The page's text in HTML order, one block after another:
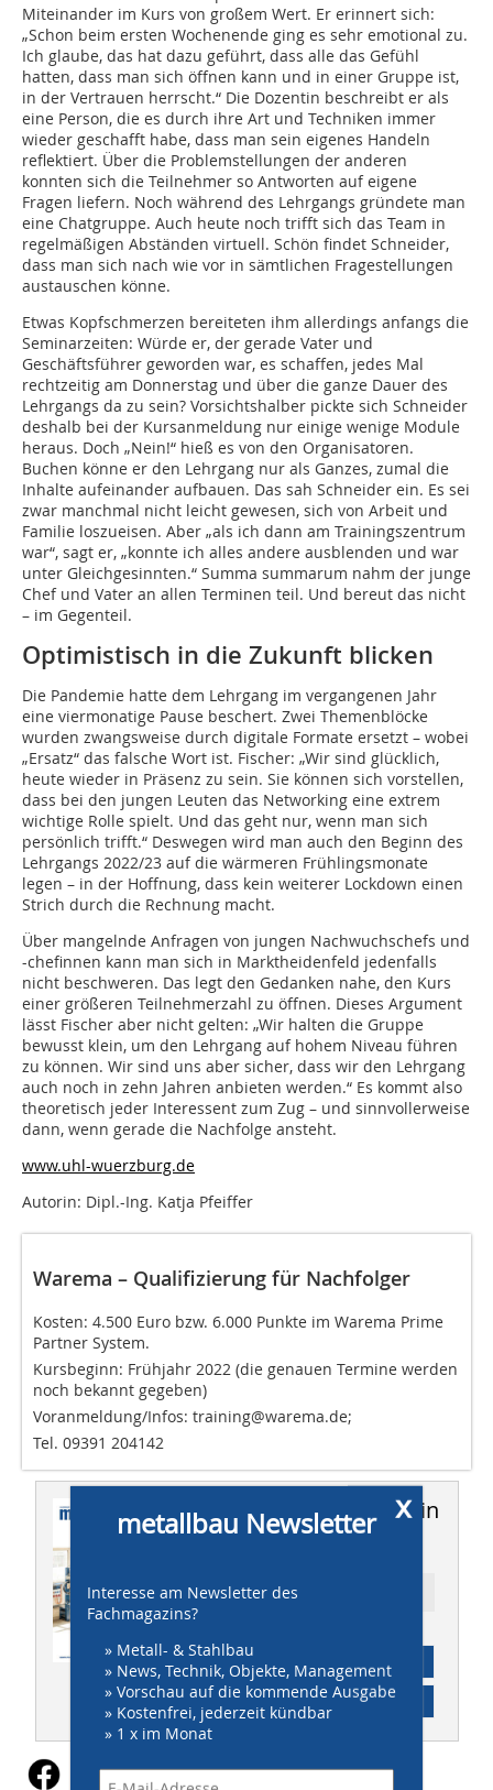
Miteinander im Kurs von großem Wert. Er erinnert sich:
„Schon beim ersten Wochenende ging es sehr emotional zu.
Ich glaube, das hat dazu geführt, dass alle das Gefühl
hatten, dass man sich öffnen kann und in einer Gruppe ist,
in der Vertrauen herrscht.“ Die Dozentin beschreibt er als
eine Person, die es durch ihre Art und Techniken immer
wieder geschafft habe, dass man sein eigenes Handeln
reflektiert. Über die Problemstellungen der anderen
konnten sich die Teilnehmer so Antworten auf eigene
Fragen liefern. Noch während des Lehrgangs gründete man
eine Chatgruppe. Auch heute noch trifft sich das Team in
regelmäßigen Abständen virtuell. Schön findet Schneider,
dass man sich nach wie vor in sämtlichen Fragestellungen
austauschen könne.
Etwas Kopfschmerzen bereiteten ihm allerdings anfangs die
Seminarzeiten: Würde er, der gerade Vater und
Geschäftsführer geworden war, es schaffen, jedes Mal
rechtzeitig am Donnerstag und über die ganze Dauer des
Lehrgangs da zu sein? Vorsichtshalber pickte sich Schneider
deshalb bei der Kursanmeldung nur einige wenige Module
heraus. Doch „Nein!“ hieß es von den Organisatoren.
Buchen könne er den Lehrgang nur als Ganzes, zumal die
Inhalte aufeinander aufbauen. Das sah Schneider ein. Es sei
zwar manchmal nicht leicht gewesen, sich von Arbeit und
Familie loszueisen. Aber „als ich dann am Trainingszentrum
war“, sagt er, „konnte ich alles andere ausblenden und war
unter Gleichgesinnten.“ Summa summarum nahm der junge
Chef und Vater an allen Terminen teil. Und bereut das nicht
– im Gegenteil.
Optimistisch in die Zukunft blicken
Die Pandemie hatte dem Lehrgang im vergangenen Jahr
eine viermonatige Pause beschert. Zwei Themenblöcke
wurden zwangsweise durch digitale Formate ersetzt – wobei
„Ersatz“ das falsche Wort ist. Fischer: „Wir sind glücklich,
heute wieder in Präsenz zu sein. Sie können sich vorstellen,
dass bei den jungen Leuten das Networking eine extrem
wichtige Rolle spielt. Und das geht nur, wenn man sich
persönlich trifft.“ Deswegen wird man auch den Beginn des
Lehrgangs 2022/23 auf die wärmeren Frühlingsmonate
legen – in der Hoffnung, dass kein weiterer Lockdown einen
Strich durch die Rechnung macht.
Über mangelnde Anfragen von jungen Nachwuchschefs und
-chefinnen kann man sich in Marktheidenfeld jedenfalls
nicht beschweren. Das legt den Gedanken nahe, den Kurs
einer größeren Teilnehmerzahl zu öffnen. Dieses Argument
lässt Fischer aber nicht gelten: „Wir halten die Gruppe
bewusst klein, um den Lehrgang auf hohem Niveau führen
zu können. Wir sind uns aber sicher, dass wir den Lehrgang
auch noch in zehn Jahren anbieten werden.“ Es kommt also
theoretisch jeder Interessent zum Zug – und sinnvollerweise
dann, wenn gerade die Nachfolge ansteht.
www.uhl-wuerzburg.de
Autorin: Dipl.-Ing. Katja Pfeiffer
Warema – Qualifizierung für Nachfolger
Kosten: 4.500 Euro bzw. 6.000 Punkte im Warema Prime
Partner System.
Kursbeginn: Frühjahr 2022 (die genauen Termine werden
noch bekannt gegeben)
Voranmeldung/Infos: training@warema.de;
Tel. 09391 204142
Dieser Artikel erschien in
Ressort: MANAGEMENT
Abonnement
Inhaltsverzeichnis
x
metallbau Newsletter
Interesse am Newsletter des
Fachmagazins?
» Metall- & Stahlbau
» News, Technik, Objekte, Management
» Vorschau auf die kommende Ausgabe
» Kostenfrei, jederzeit kündbar
» 1 x im Monat